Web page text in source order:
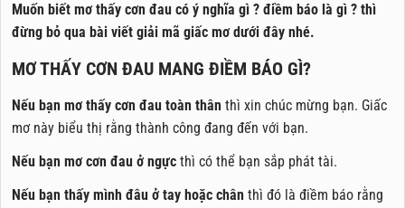
Muốn biết mơ thấy cơn đau có ý nghĩa gì ? điềm báo là gì ? thì
đừng bỏ qua bài viết giải mã giấc mơ dưới đây nhé.
MƠ THẤY CƠN ĐAU MANG ĐIỀM BÁO GÌ?
Nếu bạn mơ thấy cơn đau toàn thân thì xin chúc mừng bạn. Giấc
mơ này biểu thị rằng thành công đang đến với bạn.
Nếu bạn mơ cơn đau ở ngực thì có thể bạn sắp phát tài.
Nếu bạn thấy mình đâu ở tay hoặc chân thì đó là điềm báo rằng